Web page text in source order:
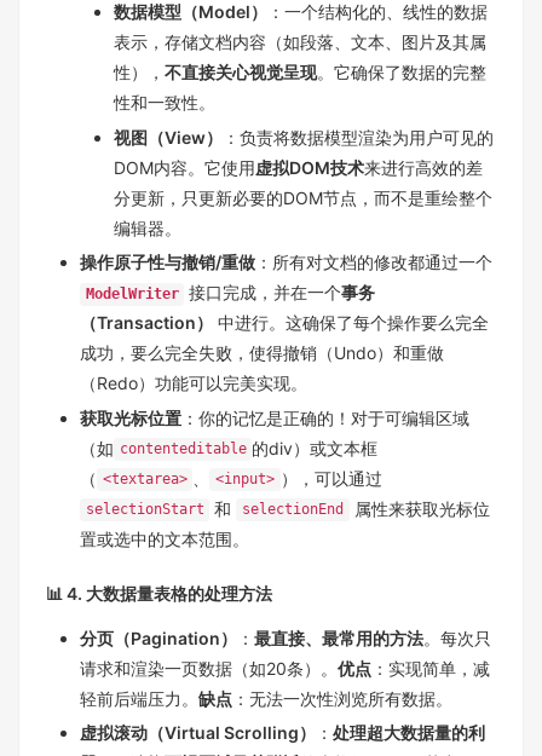
数据模型（Model）
：一个结构化的、线性的数据
表示，存储文档内容（如段落、文本、图片及其属
性）， 不直接关心视觉呈现。它确保了数据的完整
性和一致性。
视图（View）
：负责将数据模型渲染为用户可见的
DOM内容。它使用虚拟DOM技术来进行高效的差
分更新，只更新必要的DOM节点，而不是重绘整个
编辑器。
操作原子性与撤销/重做 ：所有对文档的修改都通过一个
ModelWriter 接口完成，并在一个事务
（Transaction）
中进行。这确保了每个操作要么完全
成功，要么完全失败，使得撤销（Undo）和重做
（Redo）功能可以完美实现。
获取光标位置 ：你的记忆是正确的！对于可编辑区域
（如 contenteditable 的div）或文本框
（ <textarea> <input> ），可以通过
selectionStart 和 selectionEnd
属性来获取光标位
置或选中的文本范围。
📊 4. 大数据量表格的处理方法
分页（Pagination） ： 最直接、最常用的方法。每次只
请求和渲染一页数据（如20条）。 优点 ：实现简单，减
轻前后端压力。 缺点 ：无法一次性浏览所有数据。
虚拟滚动（Virtual Scrolling）
： 处理超大数据量的利